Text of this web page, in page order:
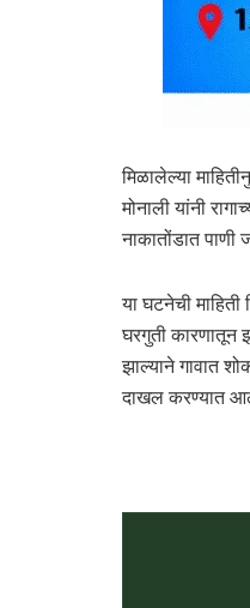
मिळालेल्या
मोनाली यांनी
नाकातोंडात पाणी
या घटनेची
घरगुती कारणातून
झाल्याने गावात
दाखल करण्यात